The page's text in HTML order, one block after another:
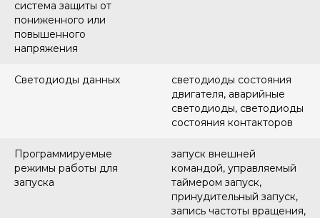
система защиты от
пониженного или
повышенного
напряжения
Светодиоды данных
светодиоды состояния
двигателя, аварийные
светодиоды, светодиоды
состояния контакторов
Программируемые
режимы работы для
запуска
запуск внешней
командой, управляемый
таймером запуск,
принудительный запуск,
запись частоты вращения,